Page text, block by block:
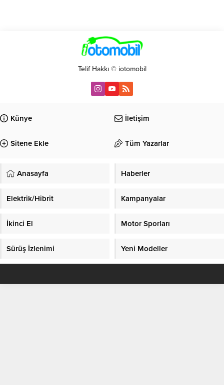
Telif Hakkı © iotomobil
Künye İletişim
Sitene Ekle Tüm Yazarlar
Anasayfa Haberler
Elektrik/Hibrit Kampanyalar
İkinci El Motor Sporları
Sürüş İzlenimi Yeni Modeller